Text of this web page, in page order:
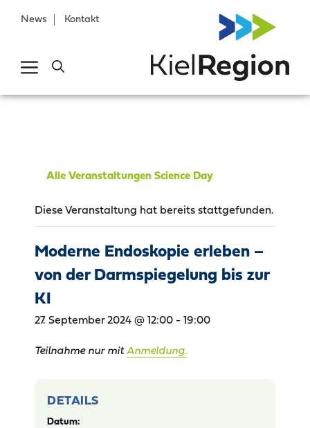
News Kontakt
Alle Veranstaltungen Science Day
Diese Veranstaltung hat bereits stattgefunden.
Moderne Endoskopie erleben –
von der Darmspiegelung bis zur
KI
27. September 2024 @ 12:00 - 19:00
Teilnahme nur mitAnmeldung.
DETAILS
Datum: